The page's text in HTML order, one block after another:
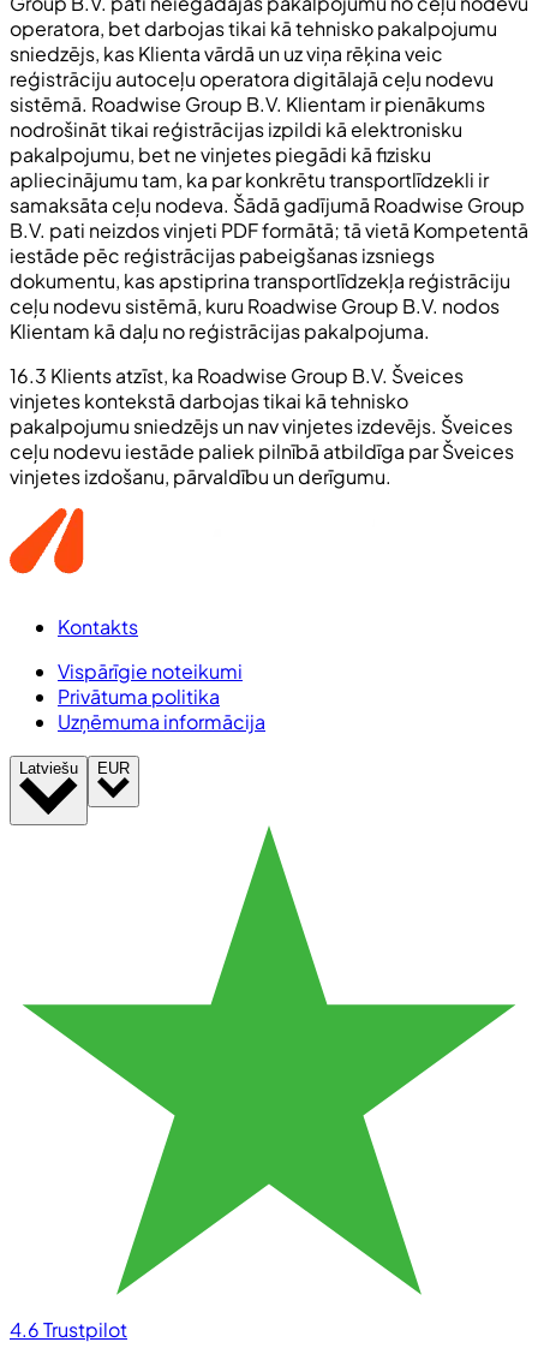
operatora, bet darbojas tikai kā tehnisko pakalpojumu
sniedzējs, kas Klienta vārdā un uz viņa rēķina veic
reģistrāciju autoceļu operatora digitālajā ceļu nodevu
sistēmā. Roadwise Group B.V. Klientam ir pienākums
nodrošināt tikai reģistrācijas izpildi kā elektronisku
pakalpojumu, bet ne vinjetes piegādi kā fizisku
apliecinājumu tam, ka par konkrētu transportlīdzekli ir
samaksāta ceļu nodeva. Šādā gadījumā Roadwise Group
B.V. pati neizdos vinjeti PDF formātā; tā vietā Kompetentā
iestāde pēc reģistrācijas pabeigšanas izsniegs
dokumentu, kas apstiprina transportlīdzekļa reģistrāciju
ceļu nodevu sistēmā, kuru Roadwise Group B.V. nodos
Klientam kā daļu no reģistrācijas pakalpojuma.
16.3 Klients atzīst, ka Roadwise Group B.V. Šveices
vinjetes kontekstā darbojas tikai kā tehnisko
pakalpojumu sniedzējs un nav vinjetes izdevējs. Šveices
ceļu nodevu iestāde paliek pilnībā atbildīga par Šveices
vinjetes izdošanu, pārvaldību un derīgumu.
Kontakts
Vispārīgie noteikumi
Privātuma politika
Uzņēmuma informācija
Latviešu EUR
4.6Trustpilot